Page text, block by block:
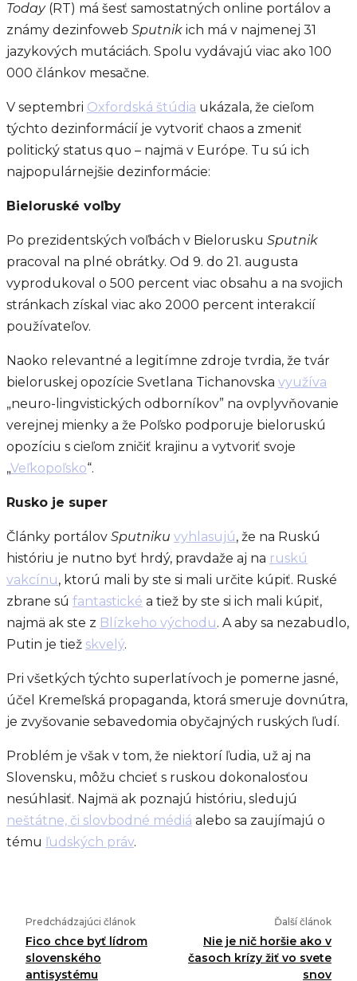
Today(RT) má šesť samostatných online portálov a
známy dezinfoweb Sputnik ich má v najmenej 31
jazykových mutáciách. Spolu vydávajú viac ako 100
000 článkov mesačne.
V septembri Oxfordská štúdia ukázala, že cieľom
týchto dezinformácií je vytvoriť chaos a zmeniť
politický status quo – najmä v Európe. Tu sú ich
najpopulárnejšie dezinformácie:
Bieloruské voľby
Po prezidentských voľbách v Bielorusku Sputnik
pracoval na plné obrátky. Od 9. do 21. augusta
vyprodukoval o 500 percent viac obsahu a na svojich
stránkach získal viac ako 2000 percent interakcií
používateľov.
Naoko relevantné a legitímne zdroje tvrdia, že tvár
bieloruskej opozície Svetlana Tichanovska využíva
„neuro-lingvistických odborníkov” na ovplyvňovanie
verejnej mienky a že Poľsko podporuje bieloruskú
opozíciu s cieľom zničiť krajinu a vytvoriť svoje
„Veľkopoľsko“.
Rusko je super
Články portálov Sputniku vyhlasujú, že na Ruskú
históriu je nutno byť hrdý, pravdaže aj na ruskú
vakcínu, ktorú mali by ste si mali určite kúpiť. Ruské
zbrane sú fantastické a tiež by ste si ich mali kúpiť,
najmä ak ste z Blízkeho východu. A aby sa nezabudlo,
Putin je tiež skvelý.
Pri všetkých týchto superlatívoch je pomerne jasné,
účel Kremeľská propaganda, ktorá smeruje dovnútra,
je zvyšovanie sebavedomia obyčajných ruských ľudí.
Problém je však v tom, že niektorí ľudia, už aj na
Slovensku, môžu chcieť s ruskou dokonalosťou
nesúhlasiť. Najmä ak poznajú históriu, sledujú
neštátne, či slovbodné médiá alebo sa zaujímajú o
tému ľudských práv.
Predchádzajúci článok
Fico chce byť lídrom
slovenského
antisystému
Ďalší článok
Nie je nič horšie ako v
časoch krízy žiť vo svete
snov